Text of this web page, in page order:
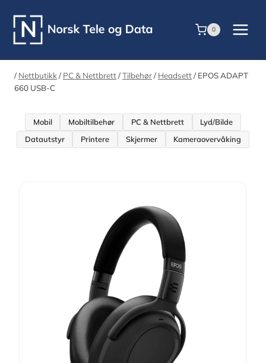
content
0
/ Nettbutikk/ PC & Nettbrett/Tilbehør/ Headsett/ EPOS ADAPT
660 USB-C
Mobil Mobiltilbehør PC & Nettbrett
Lyd/Bilde
Datautstyr
Printere Skjermer Kameraovervåking